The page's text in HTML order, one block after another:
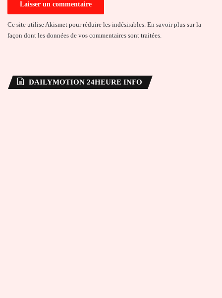
Ce site utilise Akismet pour réduire les indésirables. En savoir plus sur la
façon dont les données de vos commentaires sont traitées.
DAILYMOTION 24HEURE INFO